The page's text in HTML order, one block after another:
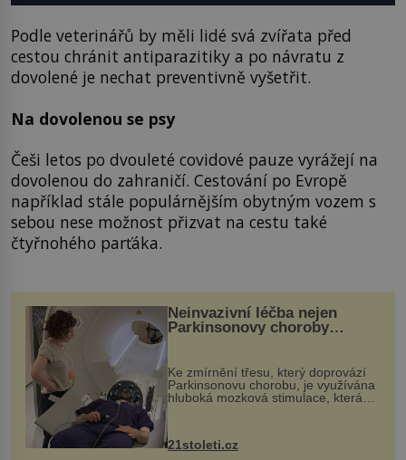
Podle veterinářů by měli lidé svá zvířata před
cestou chránit antiparazitiky a po návratu z
dovolené je nechat preventivně vyšetřit.
Na dovolenou se psy
Češi letos po dvouleté covidové pauze vyrážejí na
dovolenou do zahraničí. Cestování po Evropě
například stále populárnějším obytným vozem s
sebou nese možnost přizvat na cestu také
čtyřnohého parťáka.
Neinvazivní léčba nejen
Parkinsonovy choroby
Ke zmírnění třesu, který doprovází
Parkinsonovu chorobu, je využívána
hluboká mozková stimulace, která
však vyžaduje vysoce invazivní
zákrok. Ultrazvuk zase není vhodný
k dostatečně přesnému zacílení ...
21stoleti.cz